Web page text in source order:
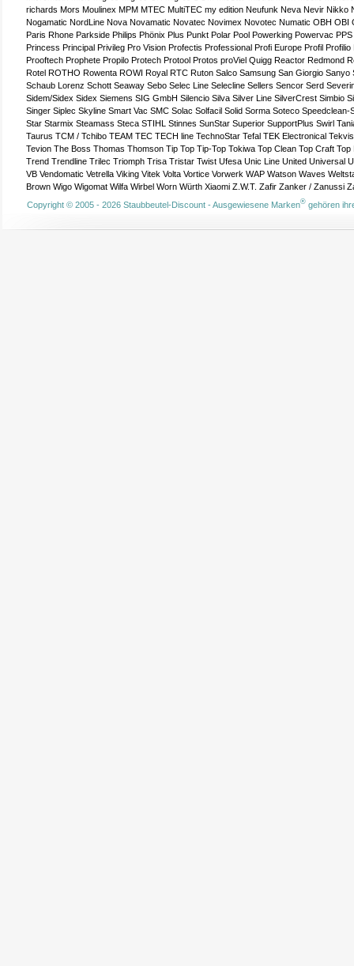
richards Mors Moulinex MPM MTEC MultiTEC my edition Neufunk Neva Nevir Nikko
Nogamatic NordLine Nova Novamatic Novatec Novimex Novotec Numatic OBH OBI
Paris Rhone Parkside Philips Phönix Plus Punkt Polar Pool Powerking Powervac
Princess Principal Privileg Pro Vision Profectis Professional Profi Europe Profil Profilio
Prooftech Prophete Propilo Protech Protool Protos proViel Quigg Reactor Redmond
Rotel ROTHO Rowenta ROWI Royal RTC Ruton Salco Samsung San Giorgio Sanyo
Schaub Lorenz Schott Seaway Sebo Selec Line Selecline Sellers Sencor Serd
Sidem/Sidex Sidex Siemens SIG GmbH Silencio Silva Silver Line SilverCrest Simbio
Singer Siplec Skyline Smart Vac SMC Solac Solfacil Solid Sorma Soteco Speedclean-
Star Starmix Steamass Steca STIHL Stinnes SunStar Superior SupportPlus Swirl
Taurus TCM / Tchibo TEAM TEC TECH line TechnoStar Tefal TEK Electronical Tekvis
Tevion The Boss Thomas Thomson Tip Top Tip-Top Tokiwa Top Clean Top Craft Top
Trend Trendline Trilec Triomph Trisa Tristar Twist Ufesa Unic Line United Universal
VB Vendomatic Vetrella Viking Vitek Volta Vortice Vorwerk WAP Watson Waves
Brown Wigo Wigomat Wilfa Wirbel Worn Würth Xiaomi Z.W.T. Zafir Zanker / Zanussi
Copyright © 2005 - 2026 Staubbeutel-Discount - Ausgewiesene Marken®gehören